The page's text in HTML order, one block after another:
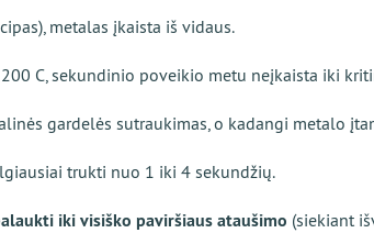
metalas įkaista iš vidaus.
C, sekundinio poveikio metu neįkaista iki
gardelės sutraukimas, o kadangi metalo
trukti nuo 1 iki 4 sekundžių.
iki visiško paviršiaus ataušimo (siekiant